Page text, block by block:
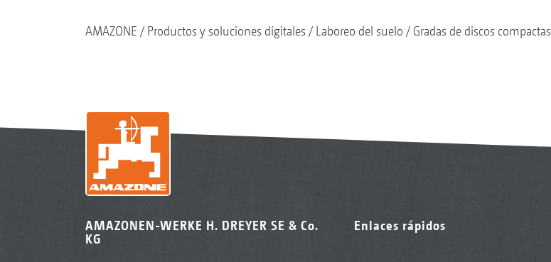
AMAZONE Productos y soluciones digitales Laboreo del suelo Gradas de discos compactas
AMAZONEN-WERKE H. DREYER SE & Co.
KG
Enlaces rápidos